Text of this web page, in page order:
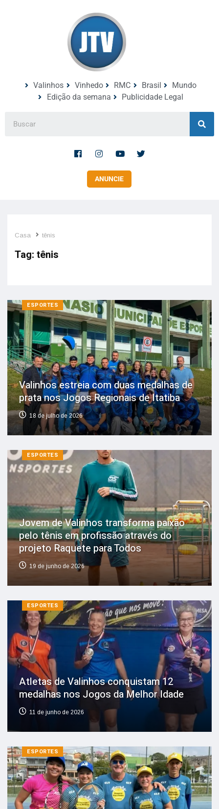
Valinhos Vinhedo RMC Brasil
Mundo
Edição da semana
Publicidade Legal
ANUNCIE
Casa tênis
Tag: tênis
ESPORTES
Valinhos estreia com duas medalhas de
prata nos Jogos Regionais de Itatiba
18 de julho de 2026
ESPORTES
Jovem de Valinhos transforma paixão
pelo tênis em profissão através do
projeto Raquete para Todos
19 de junho de 2026
ESPORTES
Atletas de Valinhos conquistam 12
medalhas nos Jogos da Melhor Idade
11 de junho de 2026
ESPORTES